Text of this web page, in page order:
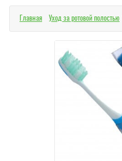
Главная Уход за ротовой полостью